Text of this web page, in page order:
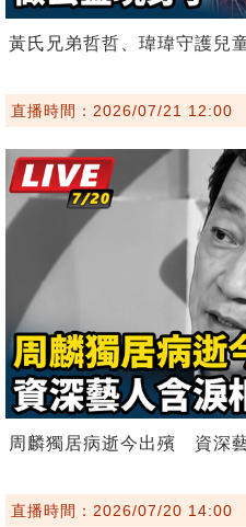
黃氏兄弟哲哲、瑋瑋守護兒
直播時間：2026/07/21 12:00
周麟獨居病逝今出殯 資深
直播時間：2026/07/20 14:00